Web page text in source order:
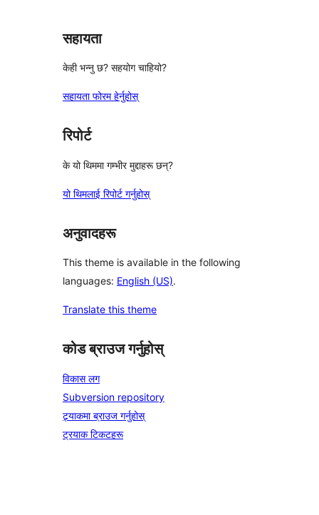
सहायता
केही भन्नु छ? सहयोग चाहियो?
सहायता फोरम हेर्नुहोस्
रिपोर्ट
के यो थिममा गम्भीर मुद्दाहरू छन्?
यो थिमलाई रिपोर्ट गर्नुहोस्
अनुवादहरू
This theme is available in the following
languages: English (US).
Translate this theme
कोड ब्राउज गर्नुहोस्
विकास लग
Subversion repository
ट्र्याकमा ब्राउज गर्नुहोस्
ट्रयाक टिकटहरू